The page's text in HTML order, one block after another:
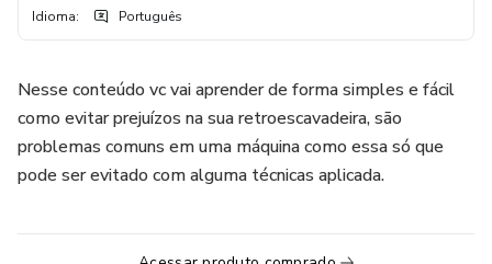
Idioma: Português
Nesse conteúdo vc vai aprender de forma simples e fácil
como evitar prejuízos na sua retroescavadeira, são
problemas comuns em uma máquina como essa só que
pode ser evitado com alguma técnicas aplicada.